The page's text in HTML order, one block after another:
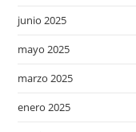
junio 2025
mayo 2025
marzo 2025
enero 2025